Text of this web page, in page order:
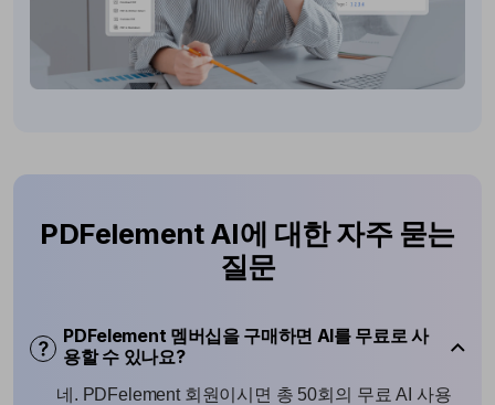
PDFelement AI에 대한 자주 묻는
질문
PDFelement 멤버십을 구매하면 AI를 무료로 사
용할 수 있나요?
네. PDFelement 회원이시면 총 50회의 무료 AI 사용